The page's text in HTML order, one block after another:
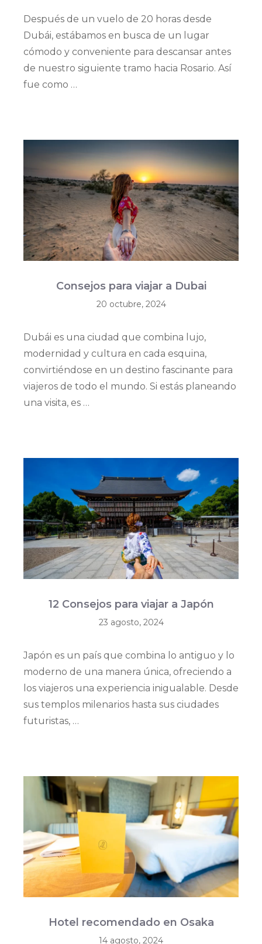
Después de un vuelo de 20 horas desde
Dubái, estábamos en busca de un lugar
cómodo y conveniente para descansar antes
de nuestro siguiente tramo hacia Rosario. Así
fue como …
Consejos para viajar a Dubai
20 octubre, 2024
Dubái es una ciudad que combina lujo,
modernidad y cultura en cada esquina,
convirtiéndose en un destino fascinante para
viajeros de todo el mundo. Si estás planeando
una visita, es …
12 Consejos para viajar a Japón
23 agosto, 2024
Japón es un país que combina lo antiguo y lo
moderno de una manera única, ofreciendo a
los viajeros una experiencia inigualable. Desde
sus templos milenarios hasta sus ciudades
futuristas, …
Hotel recomendado en Osaka
14 agosto, 2024